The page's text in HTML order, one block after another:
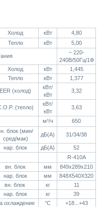
Холод кВт
4,80
Тепло
кВт 5,00
~ 220-
240В/50Гц/1Ф
Холод кВт
1,445
Тепло
кВт 1,377
EER (холод)
кВт/
кВт
3,32
(тепло)
кВт/
кВт
3,63
м³/ч 650
блок (мин/
сред/мак)
дБ(А) 31/34/38
нар. блок дБ(А)
52
R-410A
вн. блок мм
849х289х210
нар. блок
мм 848Х540Х320
вн. блок кг
11
нар. блок
кг 39
охлаждение °C
+18...+43